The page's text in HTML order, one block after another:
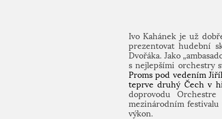
Ivo Kahánek je už
prezentovat hudební
Dvořáka. Jako
s nejlepšími orchestry
Proms pod vedením
teprve druhý Čech v
doprovodu
mezinárodním
výkon.